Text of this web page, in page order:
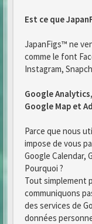
Est ce que
JapanFigs™ ne
comme le font
Instagram,
Google
Google Map et
Parce que nous
impose de vous
Google Calendar,
Pourquoi ?
Tout simplement
communiquons
des services de
données